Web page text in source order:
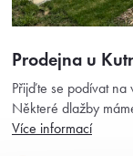
Prodejna u
Přijďte se podívat na
Některé dlažby
Více informací